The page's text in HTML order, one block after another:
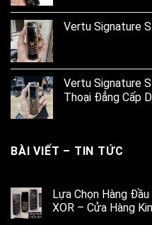
Vertu Signature
Vertu Signature
Thoại Đẳng Cấp
BÀI VIẾT – TIN TỨC
Lựa Chọn Hàng
XOR – Cửa Hàng